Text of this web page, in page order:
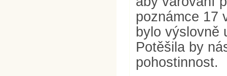
poznámce 17
bylo výslovně
Potěšila by
pohostinnost.